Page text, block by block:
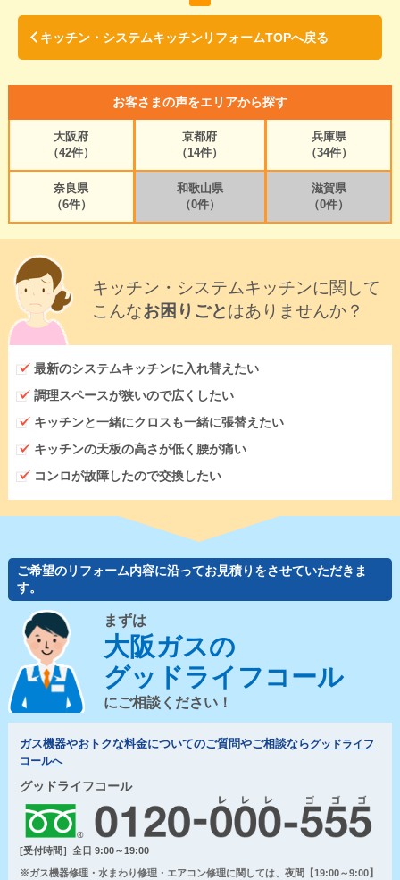
キッチン・システムキッチンリフォームTOPへ戻る
お客さまの声をエリアから探す
大阪府
（42件）
京都府
（14件）
兵庫県
（34件）
奈良県
（6件）
和歌山県
（0件）
滋賀県
（0件）
キッチン・システムキッチンに関して
こんなお困りごとはありませんか？
最新のシステムキッチンに入れ替えたい
調理スペースが狭いので広くしたい
キッチンと一緒にクロスも一緒に張替えたい
キッチンの天板の高さが低く腰が痛い
コンロが故障したので交換したい
ご希望のリフォーム内容に沿ってお見積りをさせていただきま
す。
まずは
大阪ガスの
グッドライフコール
にご相談ください！
ガス機器やおトクな料金についてのご質問やご相談ならグッドライフ
コールへ
グッドライフコール
[受付時間］全日 9:00～19:00
※ガス機器修理・水まわり修理・エアコン修理に関しては、夜間【19:00～9:00】